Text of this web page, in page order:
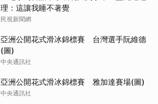
理：這讓我睡不著覺
民視新聞網
亞洲公開花式滑冰錦標賽 台灣選手阮維德
(圖)
中央通訊社
亞洲公開花式滑冰錦標賽 雅加達賽場(圖)
中央通訊社